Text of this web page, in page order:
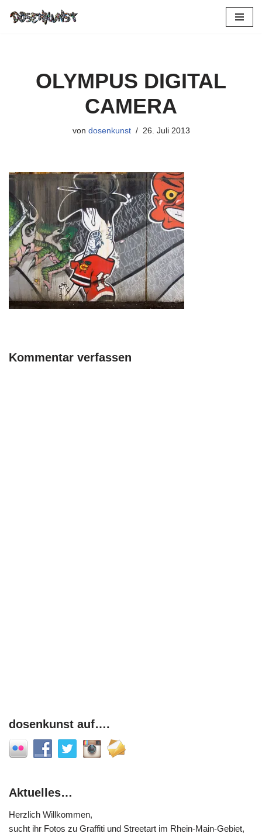
OLYMPUS DIGITAL
CAMERA
von dosenkunst 26. Juli 2013
Kommentar verfassen
dosenkunst auf….
Aktuelles…
Herzlich Willkommen,
sucht ihr Fotos zu Graffiti und Streetart im Rhein-Main-Gebiet,